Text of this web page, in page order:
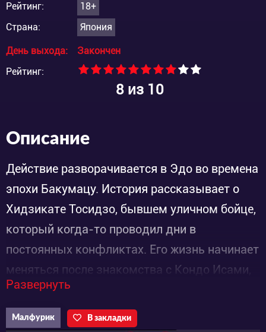
Рейтинг:
18+
Страна:
Япония
День выхода:
Закончен
Рейтинг:
8из 10
Описание
Действие разворачивается в Эдо во времена
эпохи Бакумацу. История рассказывает о
Хидзикате Тосидзо, бывшем уличном бойце,
который когда-то проводил дни в
постоянных конфликтах. Его жизнь начинает
меняться после знакомства с Кондо Исами,
Яманами Кэйсукэ и Окитой Содзи, когда он
обретает чувство принадлежности в додзё
Развернуть
Малфурик В закладки